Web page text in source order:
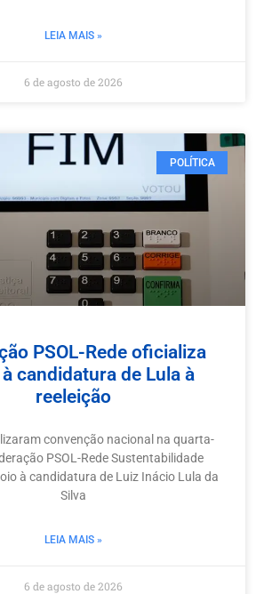
LEIA MAIS »
6 de agosto de 2026
POLÍTICA
PSOL-Rede oficializa
candidatura de Lula à
reeleição
convenção nacional na quarta-
PSOL-Rede Sustentabilidade
à candidatura de Luiz Inácio Lula da
Silva
LEIA MAIS »
6 de agosto de 2026